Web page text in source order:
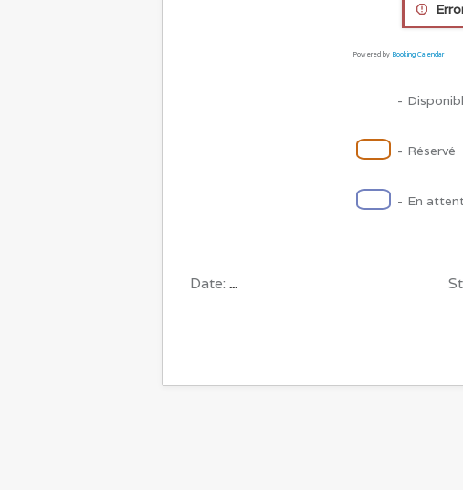
Powered by Booking Calendar
-
- Réservé
- En
Date: ...